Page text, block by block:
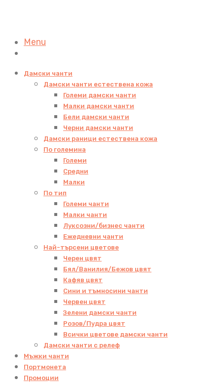
Menu
Дамски чанти
Дамски чанти естествена кожа
Големи дамски чанти
Малки дамски чанти
Бели дамски чанти
Черни дамски чанти
Дамски раници естествена кожа
По големина
Големи
Средни
Малки
По тип
Големи чанти
Малки чанти
Луксозни/бизнес чанти
Ежедневни чанти
Най-търсени цветове
Черен цвят
Бял/Ванилия/Бежов цвят
Кафяв цвят
Сини и тъмносини чанти
Червен цвят
Зелени дамски чанти
Розов/Пудра цвят
Всички цветове дамски чанти
Дамски чанти с релеф
Мъжки чанти
Портмонета
Промоции